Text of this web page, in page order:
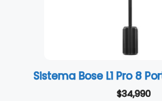
Sistema Bose L1 Pro 8
$34,990